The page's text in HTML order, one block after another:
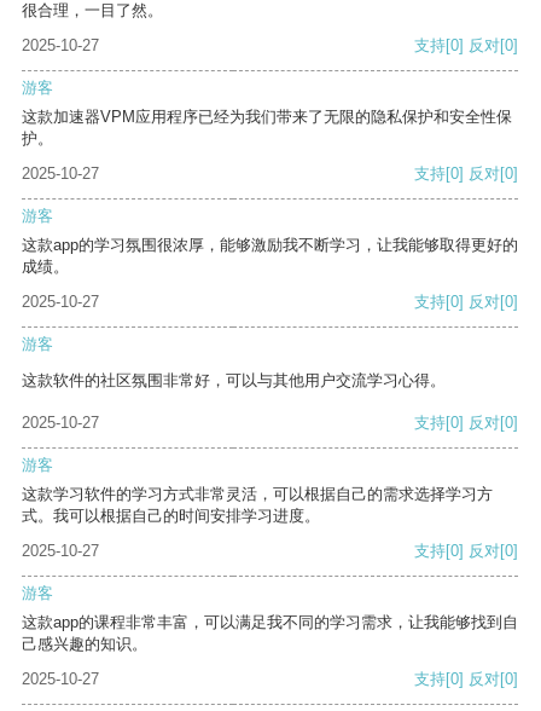
很合理，一目了然。
2025-10-27
支持[0] 反对[0]
游客
这款加速器VPM应用程序已经为我们带来了无限的隐私保护和安全性保
护。
2025-10-27
支持[0] 反对[0]
游客
这款app的学习氛围很浓厚，能够激励我不断学习，让我能够取得更好的
成绩。
2025-10-27
支持[0] 反对[0]
游客
这款软件的社区氛围非常好，可以与其他用户交流学习心得。
2025-10-27 支持[0] 反对[0]
游客
这款学习软件的学习方式非常灵活，可以根据自己的需求选择学习方
式。我可以根据自己的时间安排学习进度。
2025-10-27
支持[0] 反对[0]
游客
这款app的课程非常丰富，可以满足我不同的学习需求，让我能够找到自
己感兴趣的知识。
2025-10-27
支持[0] 反对[0]